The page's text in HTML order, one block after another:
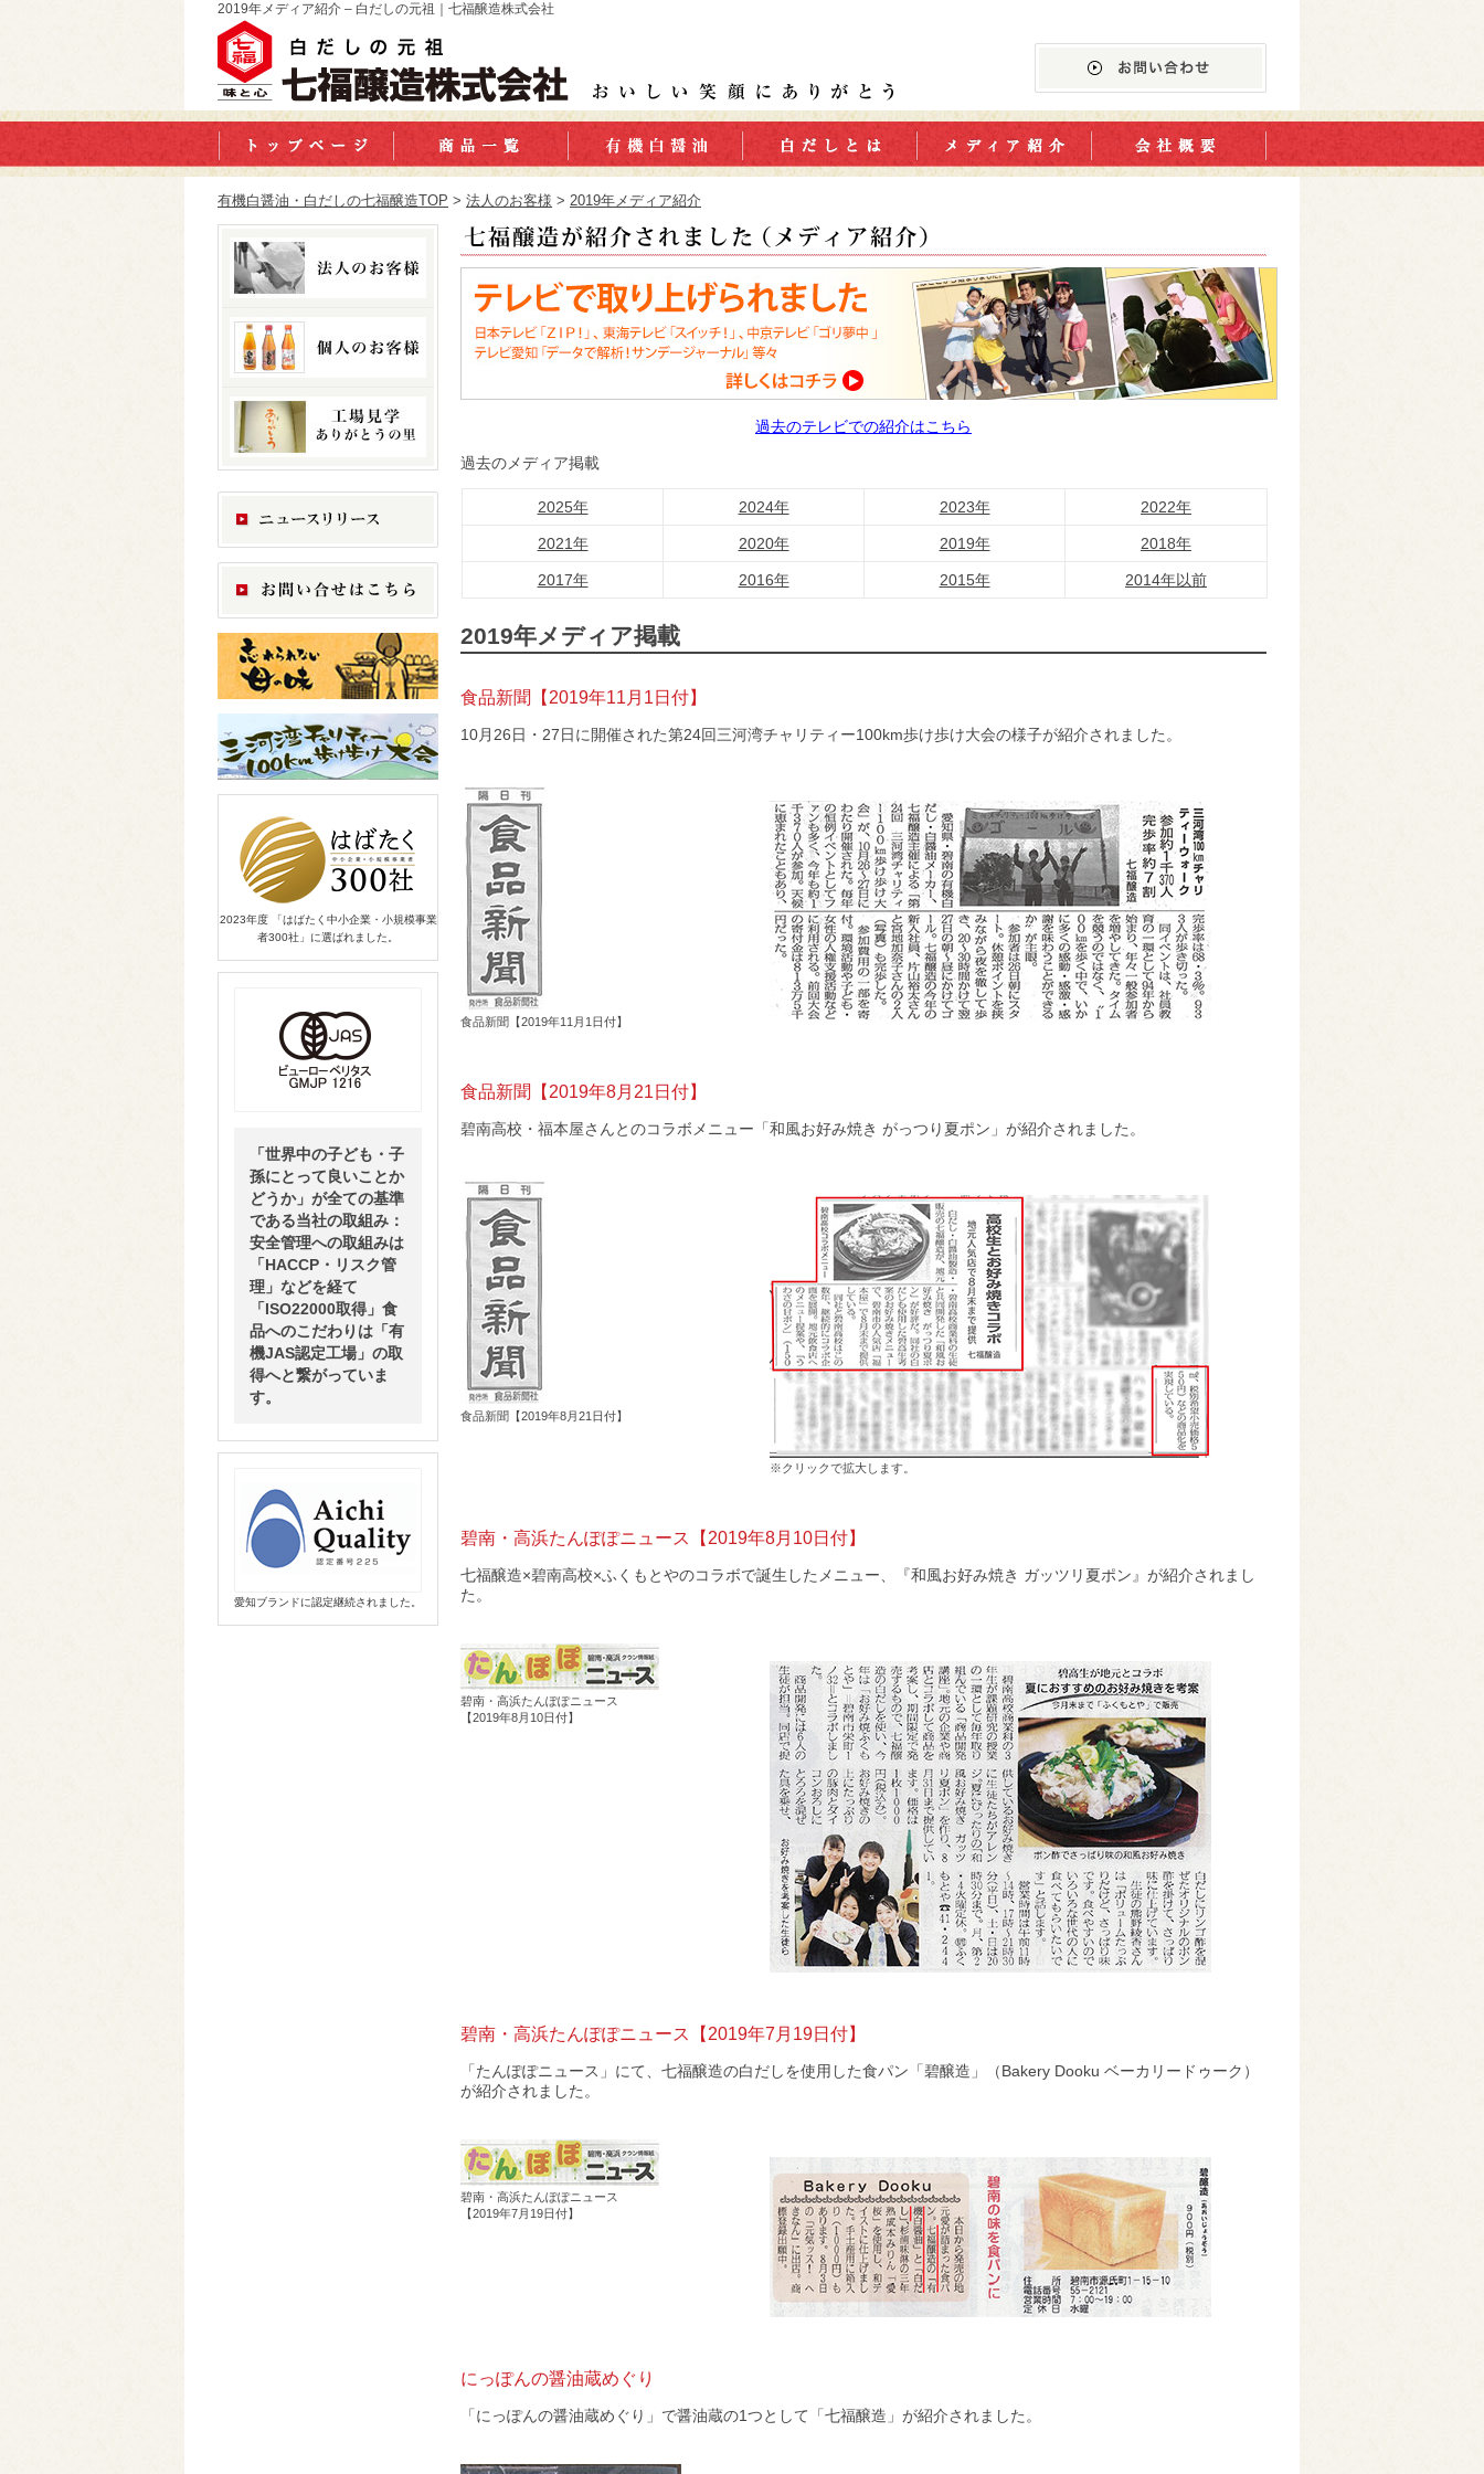
2019年メディア紹介 – 白だしの元祖｜七福醸造株式会社
有機白醤油・白だしの七福醸造TOP > 法人のお客様 > 2019年メディア紹介
過去のテレビでの紹介はこちら
過去のメディア掲載
2025年 2024年 2023年 2022年
2021年 2020年 2019年 2018年
2017年 2016年 2015年 2014年以前
2019年メディア掲載
食品新聞【2019年11月1日付】
10月26日・27日に開催された第24回三河湾チャリティー100km歩け歩け大会の様子が紹介されました。
食品新聞【2019年11月1日付】
食品新聞【2019年8月21日付】
碧南高校・福本屋さんとのコラボメニュー「和風お好み焼き がっつり夏ポン」が紹介されました。
食品新聞【2019年8月21日付】
※クリックで拡大します。
碧南・高浜たんぽぽニュース【2019年8月10日付】
七福醸造×碧南高校×ふくもとやのコラボで誕生したメニュー、『和風お好み焼き ガッツリ夏ポン』が紹介されまし
た。
碧南・高浜たんぽぽニュース
【2019年8月10日付】
碧南・高浜たんぽぽニュース【2019年7月19日付】
「たんぽぽニュース」にて、七福醸造の白だしを使用した食パン「碧醸造」（Bakery Dooku ベーカリードゥーク）
が紹介されました。
碧南・高浜たんぽぽニュース
【2019年7月19日付】
にっぽんの醤油蔵めぐり
「にっぽんの醤油蔵めぐり」で醤油蔵の1つとして「七福醸造」が紹介されました。
2023年度 「はばたく中小企業・小規模事業
者300社」に選ばれました。
「世界中の子ども・子
孫にとって良いことか
どうか」が全ての基準
である当社の取組み：
安全管理への取組みは
「HACCP・リスク管
理」などを経て
「ISO22000取得」食
品へのこだわりは「有
機JAS認定工場」の取
得へと繋がっていま
す。
愛知ブランドに認定継続されました。